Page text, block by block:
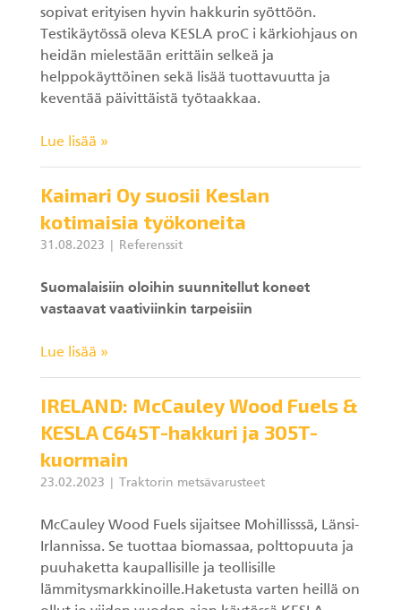
sopivat erityisen hyvin hakkurin syöttöön.
Testikäytössä oleva KESLA proC i kärkiohjaus on
heidän mielestään erittäin selkeä ja
helppokäyttöinen sekä lisää tuottavuutta ja
keventää päivittäistä työtaakkaa.
Lue lisää »
Kaimari Oy suosii Keslan
kotimaisia työkoneita
31.08.2023 Referenssit
Suomalaisiin oloihin suunnitellut koneet
vastaavat vaativiinkin tarpeisiin
Lue lisää »
IRELAND: McCauley Wood Fuels &
KESLA C645T-hakkuri ja 305T-
kuormain
23.02.2023 Traktorin metsävarusteet
McCauley Wood Fuels sijaitsee Mohillisssä, Länsi-
Irlannissa. Se tuottaa biomassaa, polttopuuta ja
puuhaketta kaupallisille ja teollisille
lämmitysmarkkinoille.Haketusta varten heillä on